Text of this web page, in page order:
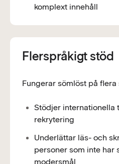
komplext innehåll
Flerspråkigt stöd
Fungerar sömlöst på flera
Stödjer internationella
rekrytering
Underlättar läs- och
personer som inte har
modersmål